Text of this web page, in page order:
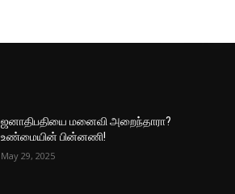
ஜனாதிபதியை மனைவி அறைந்தாரா?
உண்மையின் பின்னணி!
May 29, 2025